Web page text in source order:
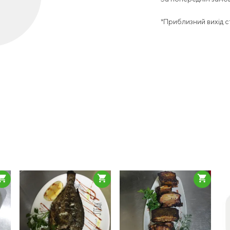
*Приблизний вихід
shopping_cart shopping_cart